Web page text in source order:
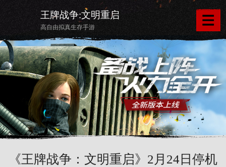
王牌战争:文明重启
高自由拟真生存手游
《王牌战争：文明重启》2月24日停机